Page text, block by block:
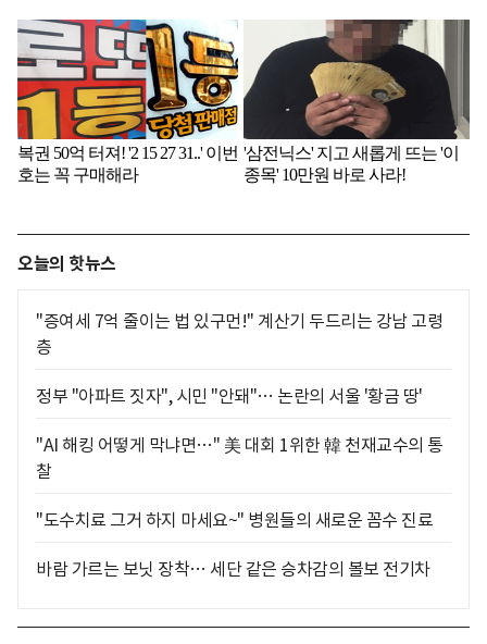
오늘의 핫뉴스
"증여세 7억 줄이는 법 있구먼!" 계산기 두드리는 강남 고령
층
정부 "아파트 짓자", 시민 "안돼"… 논란의 서울 '황금 땅'
"AI 해킹 어떻게 막냐면…" 美 대회 1위한 韓 천재교수의 통
찰
"도수치료 그거 하지 마세요~" 병원들의 새로운 꼼수 진료
바람 가르는 보닛 장착… 세단 같은 승차감의 볼보 전기차